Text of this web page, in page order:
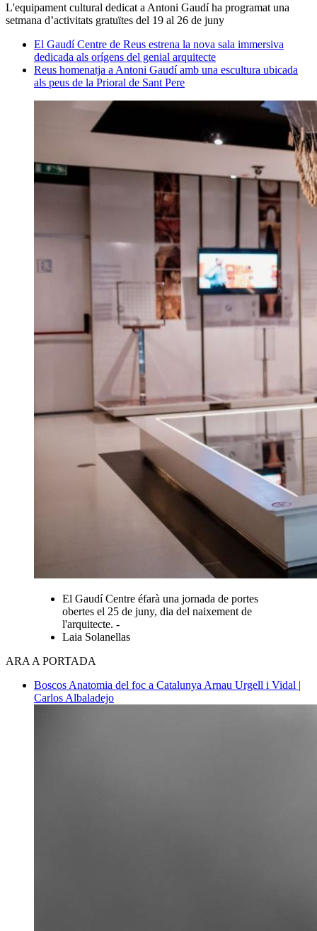
L'equipament cultural dedicat a Antoni Gaudí ha programat una
setmana d’activitats gratuïtes del 19 al 26 de juny
El Gaudí Centre de Reus estrena la nova sala immersiva
dedicada als orígens del genial arquitecte
Reus homenatja a Antoni Gaudí amb una escultura ubicada
als peus de la Prioral de Sant Pere
El Gaudí Centre éfarà una jornada de portes
obertes el 25 de juny, dia del naixement de
l'arquitecte. -
Laia Solanellas
ARA A PORTADA
Boscos Anatomia del foc a Catalunya Arnau Urgell i Vidal |
Carlos Albaladejo